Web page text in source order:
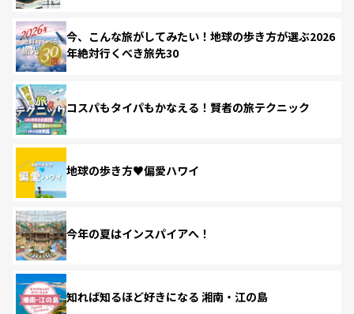
今、こんな旅がしてみたい！地球の歩き方が選ぶ2026
年絶対行くべき旅先30
コスパもタイパもかなえる！賢者の旅テクニック
地球の歩き方♥偏愛ハワイ
今年の夏はインスパイアへ！
知れば知るほど好きになる 湘南・江の島